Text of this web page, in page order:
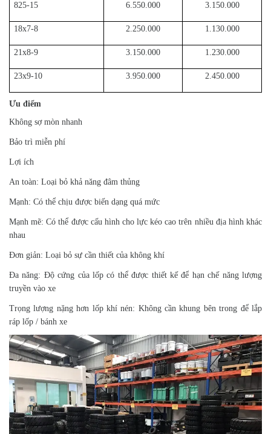
825-15 6.550.000 3.150.000
18x7-8 2.250.000 1.130.000
21x8-9 3.150.000 1.230.000
23x9-10 3.950.000 2.450.000
Ưu điểm
Không sợ mòn nhanh
Bảo trì miễn phí
Lợi ích
An toàn: Loại bỏ khả năng đâm thủng
Mạnh: Có thể chịu được biến dạng quá mức
Mạnh mẽ: Có thể được cấu hình cho lực kéo cao trên nhiều địa hình khác
nhau
Đơn giản: Loại bỏ sự cần thiết của không khí
Đa năng: Độ cứng của lốp có thể được thiết kế để hạn chế năng lượng
truyền vào xe
Trọng lượng nặng hơn lốp khí nén: Không cần khung bên trong để lắp
ráp lốp / bánh xe